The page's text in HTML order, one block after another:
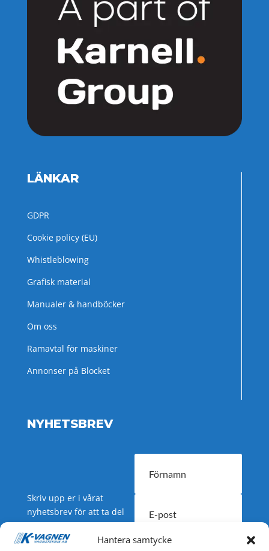
Hantera samtycke
LÄNKAR
GDPR
Cookie policy (EU)
Whistleblowing
Grafisk material
Manualer & handböcker
Om oss
Ramavtal för maskiner
Annonser på Blocket
NYHETSBREV
Skriv upp er i vårat
nyhetsbrev för att ta del
av nyheter och
erbjudanden.